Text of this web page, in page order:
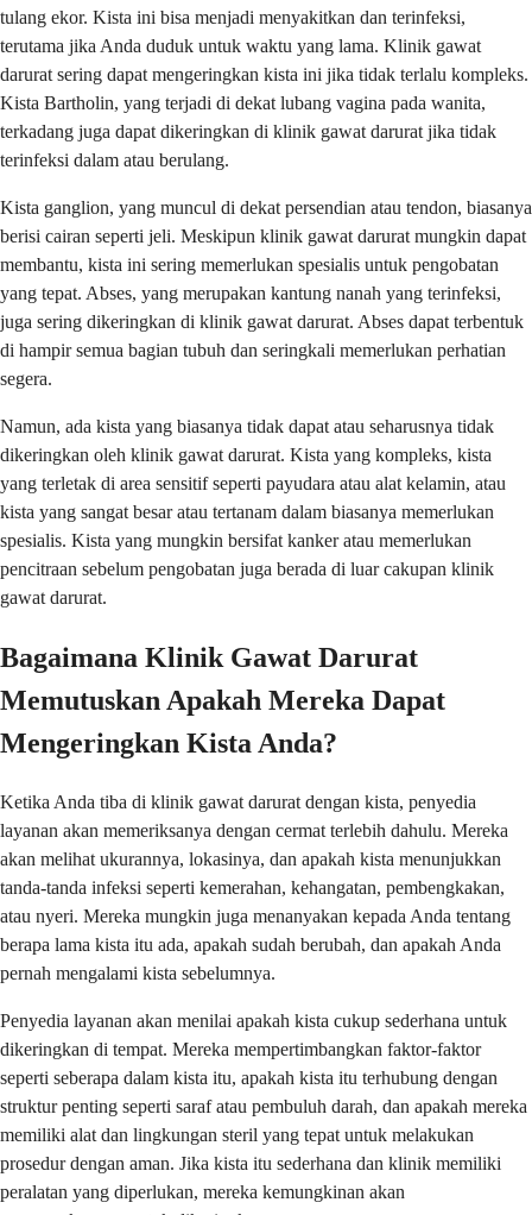
tulang ekor. Kista ini bisa menjadi menyakitkan dan terinfeksi,
terutama jika Anda duduk untuk waktu yang lama. Klinik gawat
darurat sering dapat mengeringkan kista ini jika tidak terlalu kompleks.
Kista Bartholin, yang terjadi di dekat lubang vagina pada wanita,
terkadang juga dapat dikeringkan di klinik gawat darurat jika tidak
terinfeksi dalam atau berulang.
Kista ganglion, yang muncul di dekat persendian atau tendon, biasanya
berisi cairan seperti jeli. Meskipun klinik gawat darurat mungkin dapat
membantu, kista ini sering memerlukan spesialis untuk pengobatan
yang tepat. Abses, yang merupakan kantung nanah yang terinfeksi,
juga sering dikeringkan di klinik gawat darurat. Abses dapat terbentuk
di hampir semua bagian tubuh dan seringkali memerlukan perhatian
segera.
Namun, ada kista yang biasanya tidak dapat atau seharusnya tidak
dikeringkan oleh klinik gawat darurat. Kista yang kompleks, kista
yang terletak di area sensitif seperti payudara atau alat kelamin, atau
kista yang sangat besar atau tertanam dalam biasanya memerlukan
spesialis. Kista yang mungkin bersifat kanker atau memerlukan
pencitraan sebelum pengobatan juga berada di luar cakupan klinik
gawat darurat.
Bagaimana Klinik Gawat Darurat
Memutuskan Apakah Mereka Dapat
Mengeringkan Kista Anda?
Ketika Anda tiba di klinik gawat darurat dengan kista, penyedia
layanan akan memeriksanya dengan cermat terlebih dahulu. Mereka
akan melihat ukurannya, lokasinya, dan apakah kista menunjukkan
tanda-tanda infeksi seperti kemerahan, kehangatan, pembengkakan,
atau nyeri. Mereka mungkin juga menanyakan kepada Anda tentang
berapa lama kista itu ada, apakah sudah berubah, dan apakah Anda
pernah mengalami kista sebelumnya.
Penyedia layanan akan menilai apakah kista cukup sederhana untuk
dikeringkan di tempat. Mereka mempertimbangkan faktor-faktor
seperti seberapa dalam kista itu, apakah kista itu terhubung dengan
struktur penting seperti saraf atau pembuluh darah, dan apakah mereka
memiliki alat dan lingkungan steril yang tepat untuk melakukan
prosedur dengan aman. Jika kista itu sederhana dan klinik memiliki
peralatan yang diperlukan, mereka kemungkinan akan